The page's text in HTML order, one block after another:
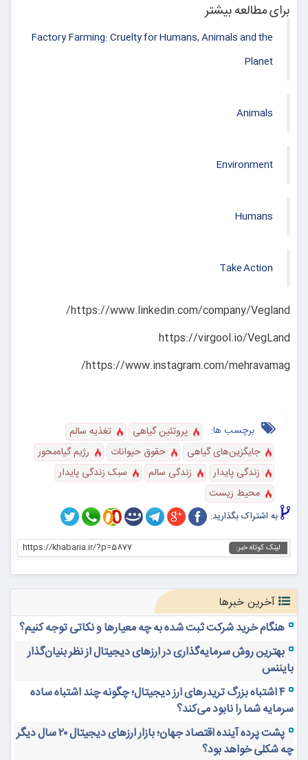
برای مطالعه بیشتر
Factory Farming: Cruelty for Humans, Animals and the
Planet